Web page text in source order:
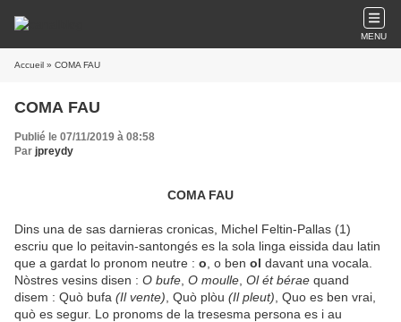
MENU
Accueil » COMA FAU
COMA FAU
Publié le 07/11/2019 à 08:58
Par jpreydy
COMA FAU
Dins una de sas darnieras cronicas, Michel Feltin-Pallas (1)
escriu que lo peitavin-santongés es la sola linga eissida dau latin
que a gardat lo pronom neutre : o , o ben ol davant una vocala.
Nòstres vesins disen : O bufe O moulle Ol ét bérae quand
disem : Quò bufa (Il vente) , Quò plòu (Il pleut) , Quo es ben vrai,
quò es segur. Lo pronoms de la tresesma persona es i au